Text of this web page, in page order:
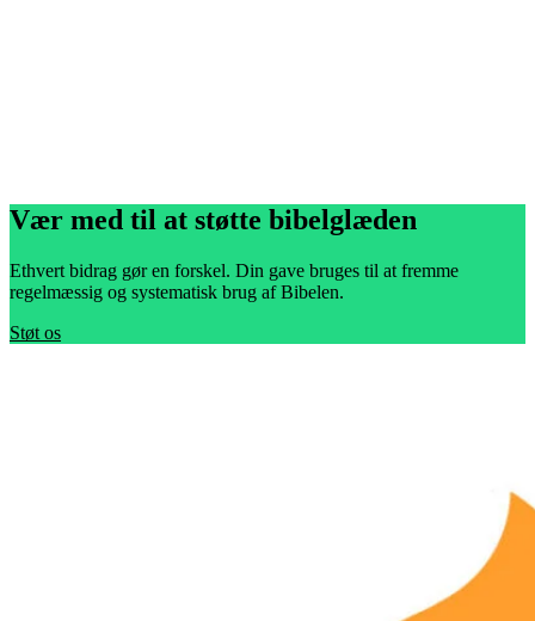
Vær med til at støtte bibelglæden
Ethvert bidrag gør en forskel. Din gave bruges til at fremme
regelmæssig og systematisk brug af Bibelen.
Støt os